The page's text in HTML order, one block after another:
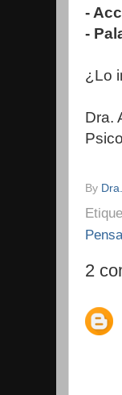
-
-
¿Lo
Dra.
By
2